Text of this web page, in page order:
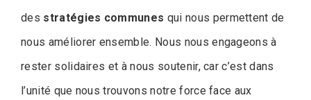
des stratégies communes qui nous permettent de
nous améliorer ensemble. Nous nous engageons à
rester solidaires et à nous soutenir, car c’est dans
l’unité que nous trouvons notre force face aux